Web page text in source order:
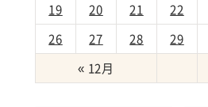
19
20 21 22
26
27 28 29
« 12月